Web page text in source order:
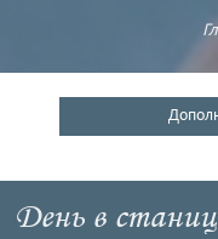
День в